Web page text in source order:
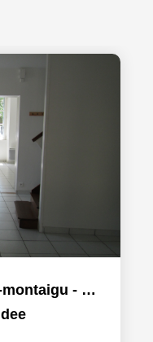
Maison Saint-georges-de-montaigu - 3 Pièce(s) - 80 M2